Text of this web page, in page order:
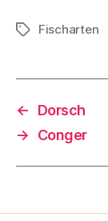
Schlagwörter
Fischarten
←
Dorsch
→
Conger